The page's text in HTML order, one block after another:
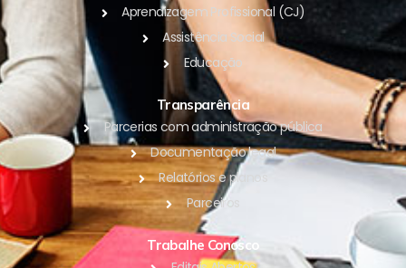
Aprendizagem Profissional (CJ)
Assistência Social
Educação
Transparência
Parcerias com administração pública
Documentação legal
Relatórios e planos
Parceiros
Trabalhe Conosco